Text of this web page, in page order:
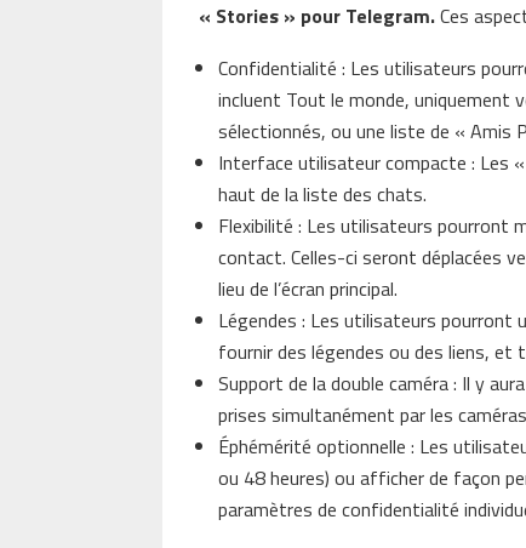
« Stories » pour Telegram.Ces
Confidentialité : Les utilisateurs
incluent Tout le monde, uniquement
sélectionnés, ou une liste de « Amis
Interface utilisateur compacte : Les
haut de la liste des chats.
Flexibilité : Les utilisateurs pourront
contact. Celles-ci seront déplacées
lieu de l’écran principal.
Légendes : Les utilisateurs pourront
fournir des légendes ou des liens, et
Support de la double caméra : Il y
prises simultanément par les
Éphémérité optionnelle : Les
ou 48 heures) ou afficher de façon
paramètres de confidentialité